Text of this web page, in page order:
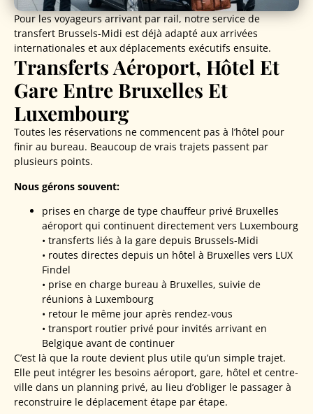
Transferts Aéroport, Hôtel Et
Gare Entre Bruxelles Et
Luxembourg
Toutes les réservations ne commencent pas à l’hôtel pour
finir au bureau. Beaucoup de vrais trajets passent par
plusieurs points.
Nous gérons souvent:
prises en charge de type chauffeur privé Bruxelles
aéroport qui continuent directement vers Luxembourg
• transferts liés à la gare depuis Brussels-Midi
• routes directes depuis un hôtel à Bruxelles vers LUX
Findel
• prise en charge bureau à Bruxelles, suivie de
réunions à Luxembourg
• retour le même jour après rendez-vous
• transport routier privé pour invités arrivant en
Belgique avant de continuer
C’est là que la route devient plus utile qu’un simple trajet.
Elle peut intégrer les besoins aéroport, gare, hôtel et centre-
ville dans un planning privé, au lieu d’obliger le passager à
reconstruire le déplacement étape par étape.
Pour les voyageurs arrivant par rail, notre service de
transfert Brussels-Midi est déjà adapté aux arrivées
internationales et aux déplacements exécutifs ensuite.